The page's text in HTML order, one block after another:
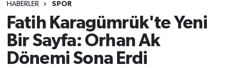
HABERLER SPOR
Fatih Karagümrük'te Yeni
Bir Sayfa: Orhan Ak
Dönemi Sona Erdi
EKONOMİ
SPOR
SAĞLIK
Süper Lig Puan Durumu ve Fikstür
Tüm Manşetler
Son Dakika Haberleri